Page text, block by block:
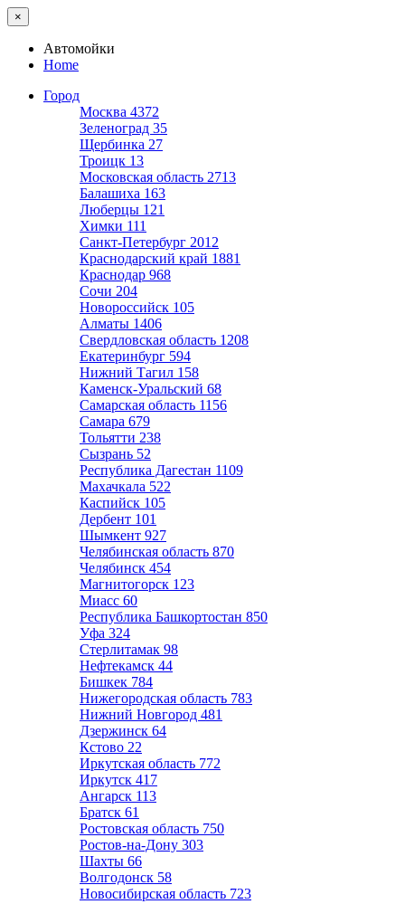
×
Автомойки
Home
Город
Москва 4372
Зеленоград 35
Щербинка 27
Троицк 13
Московская область 2713
Балашиха 163
Люберцы 121
Химки 111
Санкт-Петербург 2012
Краснодарский край 1881
Краснодар 968
Сочи 204
Новороссийск 105
Алматы 1406
Свердловская область 1208
Екатеринбург 594
Нижний Тагил 158
Каменск-Уральский 68
Самарская область 1156
Самара 679
Тольятти 238
Сызрань 52
Республика Дагестан 1109
Махачкала 522
Каспийск 105
Дербент 101
Шымкент 927
Челябинская область 870
Челябинск 454
Магнитогорск 123
Миасс 60
Республика Башкортостан 850
Уфа 324
Стерлитамак 98
Нефтекамск 44
Бишкек 784
Нижегородская область 783
Нижний Новгород 481
Дзержинск 64
Кстово 22
Иркутская область 772
Иркутск 417
Ангарск 113
Братск 61
Ростовская область 750
Ростов-на-Дону 303
Шахты 66
Волгодонск 58
Новосибирская область 723